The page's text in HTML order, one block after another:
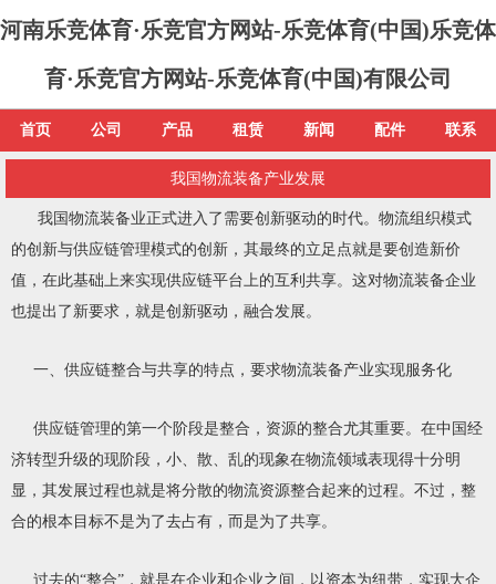
河南乐竞体育·乐竞官方网站-乐竞体育(中国)乐竞体
育·乐竞官方网站-乐竞体育(中国)有限公司
首页 公司 产品 租赁 新闻 配件 联系
我国物流装备产业发展
我国物流装备业正式进入了需要创新驱动的时代。物流组织模式
的创新与供应链管理模式的创新，其最终的立足点就是要创造新价
值，在此基础上来实现供应链平台上的互利共享。这对物流装备企业
也提出了新要求，就是创新驱动，融合发展。
一、供应链整合与共享的特点，要求物流装备产业实现服务化
供应链管理的第一个阶段是整合，资源的整合尤其重要。在中国经
济转型升级的现阶段，小、散、乱的现象在物流领域表现得十分明
显，其发展过程也就是将分散的物流资源整合起来的过程。不过，整
合的根本目标不是为了去占有，而是为了共享。
过去的“整合”，就是在企业和企业之间，以资本为纽带，实现大企